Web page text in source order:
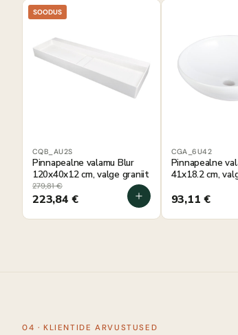
SOODUS
CQB_AU2S
Pinnapealne valamu Blur
120x40x12 cm, valge graniit
279,81€
223,84 €
CGA_6U42
Pinnapealne
41x18.2 cm,
93,11 €
04 · KLIENTIDE ARVUSTUSED